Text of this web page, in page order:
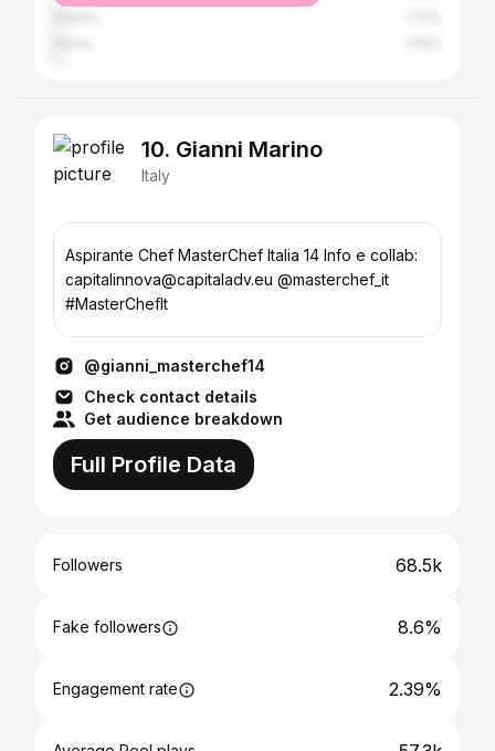
10. Gianni Marino
Italy
Aspirante Chef MasterChef Italia 14 Info e collab:
capitalinnova@capitaladv.eu @masterchef_it
#MasterChefIt
@gianni_masterchef14
Check contact details
Get audience breakdown
Full Profile Data
Followers 68.5k
Fake followers 8.6%
Engagement rate 2.39%